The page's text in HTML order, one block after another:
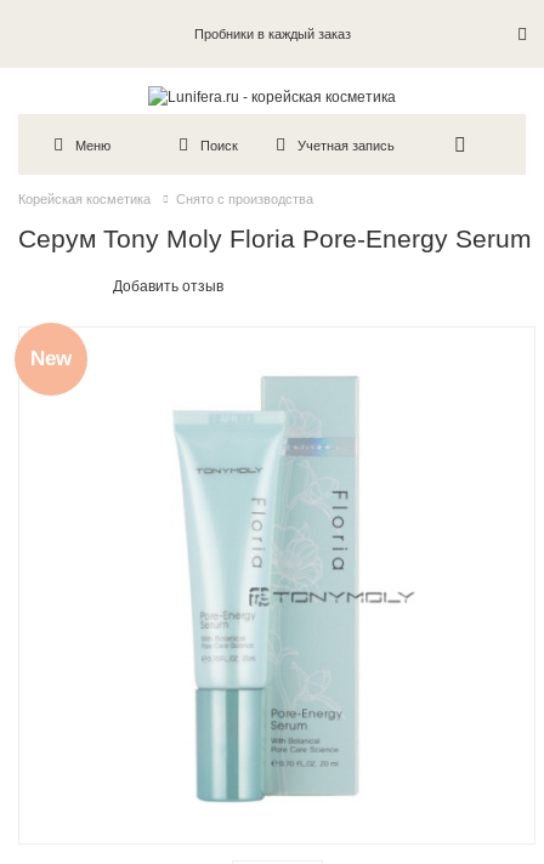
Пробники в каждый заказ
Меню Поиск Учетная запись
Корейская косметика Снято с производства
Серум Tony Moly Floria Pore-Energy Serum
Добавить отзыв
New